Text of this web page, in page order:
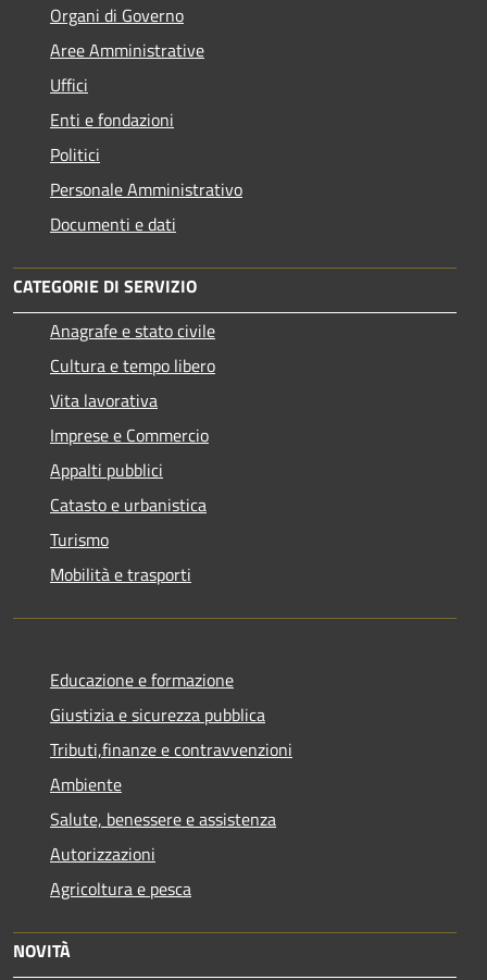
Organi di Governo
Aree Amministrative
Uffici
Enti e fondazioni
Politici
Personale Amministrativo
Documenti e dati
CATEGORIE DI SERVIZIO
Anagrafe e stato civile
Cultura e tempo libero
Vita lavorativa
Imprese e Commercio
Appalti pubblici
Catasto e urbanistica
Turismo
Mobilità e trasporti
Educazione e formazione
Giustizia e sicurezza pubblica
Tributi,finanze e contravvenzioni
Ambiente
Salute, benessere e assistenza
Autorizzazioni
Agricoltura e pesca
NOVITÀ